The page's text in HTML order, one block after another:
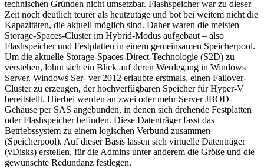
technischen Gründen nicht umsetzbar. Flashspeicher war zu dieser
Zeit noch deutlich teurer als heutzutage und bot bei weitem nicht die
Kapazitäten, die aktuell möglich sind. Daher waren die meisten
Storage-Spaces-Cluster im Hybrid-Modus aufgebaut – also
Flashspeicher und Festplatten in einem gemeinsamen Speicherpool.
Um die aktuelle Storage-Spaces-Direct-Technologie (S2D) zu
verstehen, lohnt sich ein Blick auf deren Werdegang in Windows
Server. Windows Ser- ver 2012 erlaubte erstmals, einen Failover-
Cluster zu erzeugen, der hochverfügbaren Speicher für Hyper-V
bereitstellt. Hierbei werden an zwei oder mehr Server JBOD-
Gehäuse per SAS angebunden, in denen sich drehende Festplatten
oder Flashspeicher befinden. Diese Datenträger fasst das
Betriebssystem zu einem logischen Verbund zusammen
(Speicherpool). Auf dieser Basis lassen sich virtuelle Datenträger
(vDisks) erstellen, für die Admins unter anderem die Größe und die
gewünschte Redundanz festlegen.